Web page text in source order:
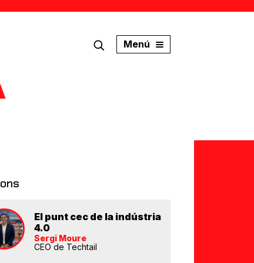
Menú
El punt cec de la indústria
4.0
Sergi Moure
CEO de Techtail